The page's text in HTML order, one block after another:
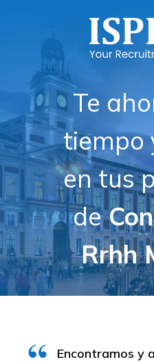
Te
tiempo
en tus
de
Rrhh
Encontramos y